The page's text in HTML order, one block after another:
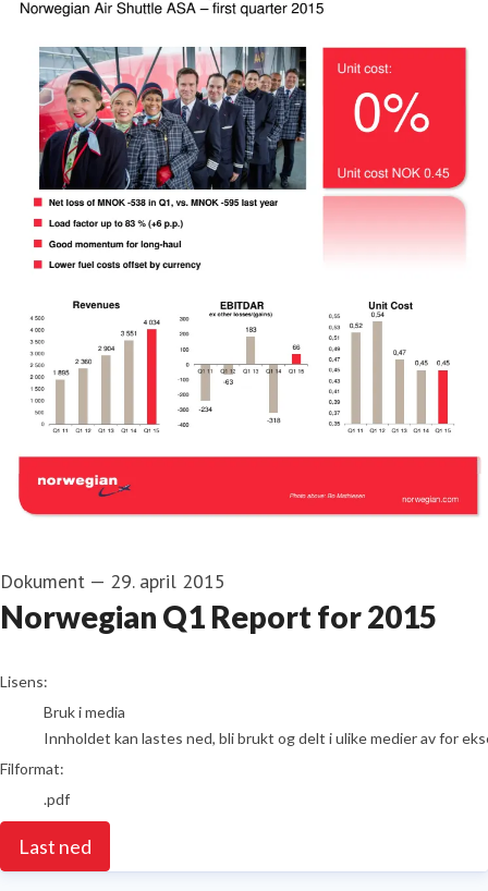
Dokument — 29. april 2015
Norwegian Q1 Report for 2015
go to media item
Lisens:
Bruk i media
Innholdet kan lastes ned, bli brukt og delt i ulike medier av for
Filformat:
.pdf
Last ned